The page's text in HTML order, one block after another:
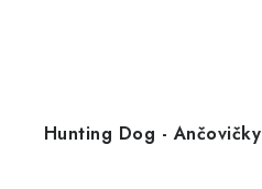
Hunting Dog - Ančovičky